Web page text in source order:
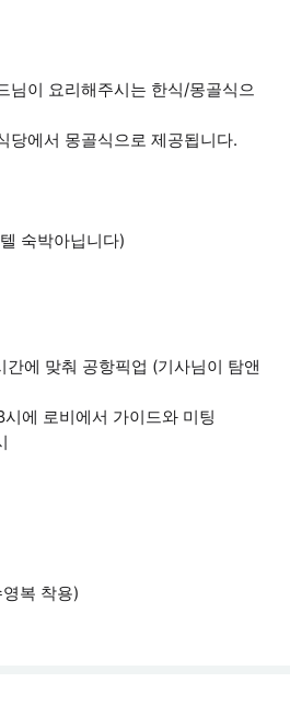
님이 요리해주시는 한식/몽골식으
당에서 몽골식으로 제공됩니다.
숙박아닙니다)
에 맞춰 공항픽업 (기사님이 탐앤
에 로비에서 가이드와 미팅
복 착용)